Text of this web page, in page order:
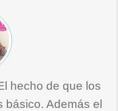
hecho de que los
Además el